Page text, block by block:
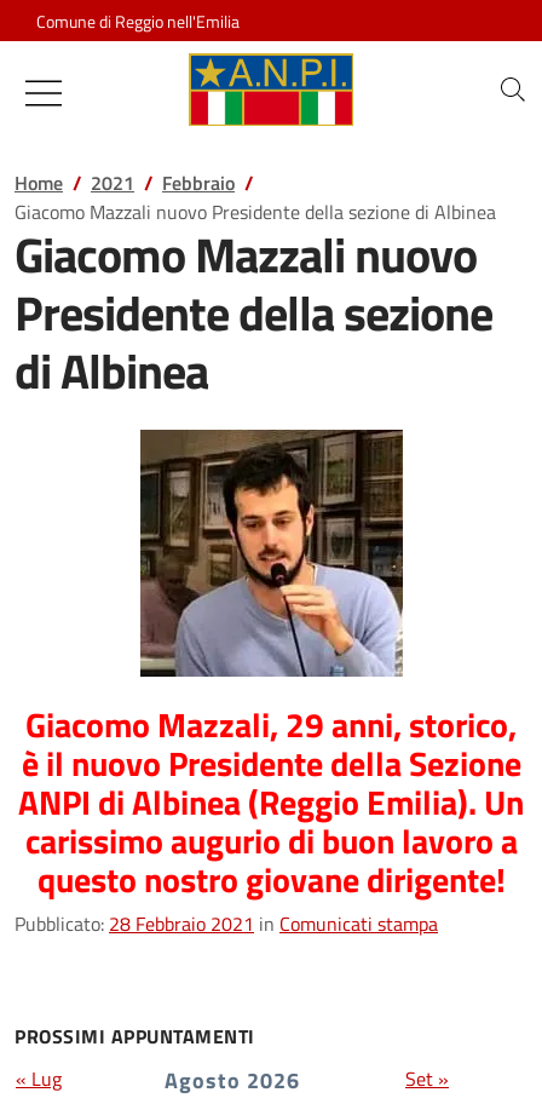
Salta al contenuto
Comune di Reggio nell'Emilia
Associazione Nazionale
Home 2021
Febbraio
Giacomo Mazzali nuovo Presidente della sezione di Albinea
Giacomo Mazzali nuovo
Presidente della sezione
di Albinea
Giacomo Mazzali, 29 anni, storico,
è il nuovo Presidente della Sezione
ANPI di Albinea (Reggio Emilia). Un
carissimo augurio di buon lavoro a
questo nostro giovane dirigente!
Pubblicato: 28 Febbraio 2021 in Comunicati stampa
PROSSIMI APPUNTAMENTI
Agosto 2026
« Lug Set »